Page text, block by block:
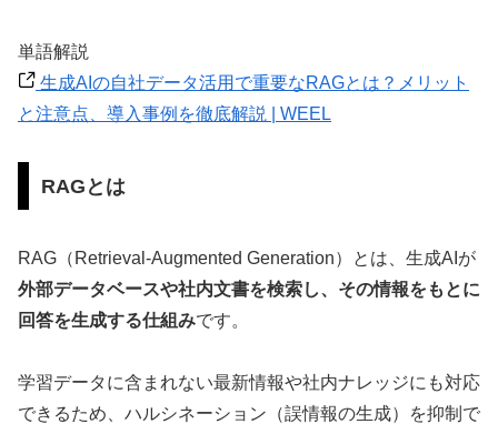
単語解説
生成AIの自社データ活用で重要なRAGとは？メリット
と注意点、導入事例を徹底解説 | WEEL
RAGとは
RAG（Retrieval-Augmented Generation）とは、生成AIが
外部データベースや社内文書を検索し、その情報をもとに
回答を生成する仕組みです。
学習データに含まれない最新情報や社内ナレッジにも対応
できるため、ハルシネーション（誤情報の生成）を抑制で